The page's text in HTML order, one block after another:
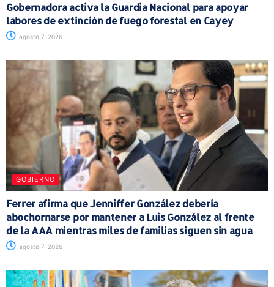
Gobernadora activa la Guardia Nacional para apoyar
labores de extinción de fuego forestal en Cayey
agosto 7, 2026
GOBIERNO
Ferrer afirma que Jenniffer González debería
abochornarse por mantener a Luis González al frente
de la AAA mientras miles de familias siguen sin agua
agosto 7, 2026